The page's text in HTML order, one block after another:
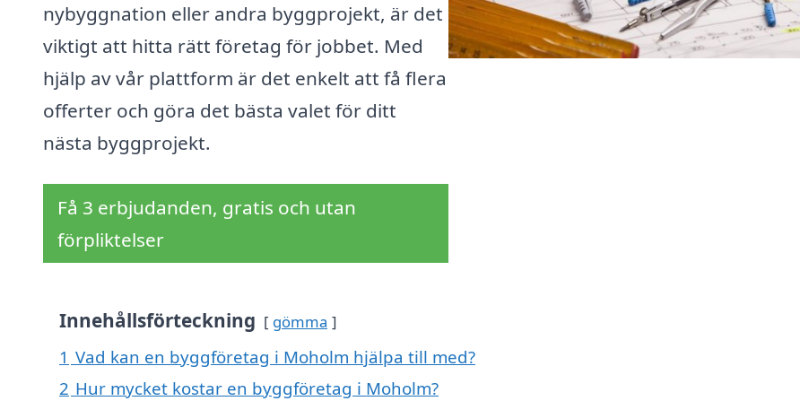
nybyggnation eller andra byggprojekt, är det
viktigt att hitta rätt företag för jobbet. Med
hjälp av vår plattform är det enkelt att få flera
offerter och göra det bästa valet för ditt
nästa byggprojekt.
Få 3 erbjudanden, gratis och utan
förpliktelser
Innehållsförteckning gömma
1 Vad kan en byggföretag i Moholm hjälpa till med?
2 Hur mycket kostar en byggföretag i Moholm?